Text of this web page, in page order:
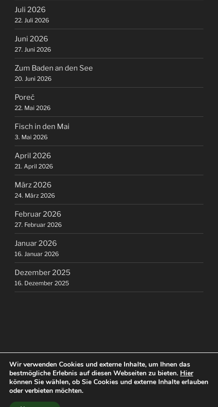
Juli 2026
22. Juli 2026
Juni 2026
27. Juni 2026
Zum Baden an den See
20. Juni 2026
Poreč
22. Mai 2026
Fisch in den Mai
3. Mai 2026
April 2026
21. April 2026
März 2026
24. März 2026
Februar 2026
27. Februar 2026
Januar 2026
16. Januar 2026
Dezember 2025
16. Dezember 2025
Wir verwenden Cookies und externe Inhalte, um Ihnen das
bestmögliche Erlebnis auf diesen Webseiten zu bieten. Hier
können Sie wählen, ob Sie Cookies und externe Inhalte erlauben
oder verbieten möchten.